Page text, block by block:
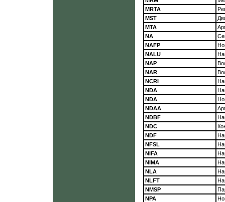
MRTA
MST
МТА
NA
NAFP
NALU
NAP
NAR
NCRI
NDA
NDA
NDAA
NDBF
NDC
NDF
NFSL
NIFA
NIMA
NLA
NLFT
NMSP
NPA